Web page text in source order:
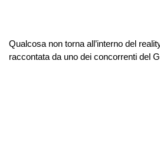
Qualcosa non torna all’interno del
raccontata da uno dei concorrenti del